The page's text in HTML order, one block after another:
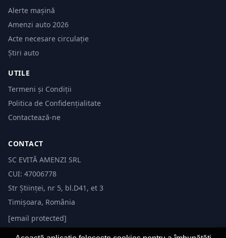
Alerte mașină
Amenzi auto 2026
Acte necesare circulație
Știri auto
UTILE
Termeni și Condiții
Politica de Confidențialitate
Contactează-ne
CONTACT
SC EVITĂ AMENZI SRL
CUI: 47006778
Str Științei, nr 5, bl.D41, et 3
Timișoara, România
[email protected]